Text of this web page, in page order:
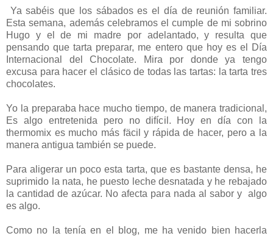
Ya sabéis que los sábados es el día de reunión familiar.
Esta semana, además celebramos el cumple de mi sobrino
Hugo y el de mi madre por adelantado, y resulta que
pensando que tarta preparar, me entero que hoy es el Día
Internacional del Chocolate. Mira por donde ya tengo
excusa para hacer el clásico de todas las tartas: la tarta tres
chocolates.
Yo la preparaba hace mucho tiempo, de manera tradicional,
Es algo entretenida pero no difícil. Hoy en día con la
thermomix es mucho más fäcil y rápida de hacer, pero a la
manera antigua también se puede.
Para aligerar un poco esta tarta, que es bastante densa, he
suprimido la nata, he puesto leche desnatada y he rebajado
la cantidad de azúcar. No afecta para nada al sabor y algo
es algo.
Como no la tenía en el blog, me ha venido bien hacerla